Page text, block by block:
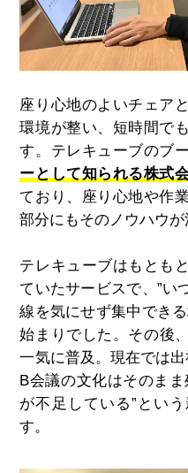
座り心地のよいチェア
環境が整い、短時間で
す。テレキューブのブー
ーとして知られる株式
ており、座り心地や作
部分にもそのノウハウが
テレキューブはもとも
ていたサービスで、”い
線を気にせず集中でき
始まりでした。その後
一気に普及。現在では
B会議の文化はそのま
が不足している”とい
す。